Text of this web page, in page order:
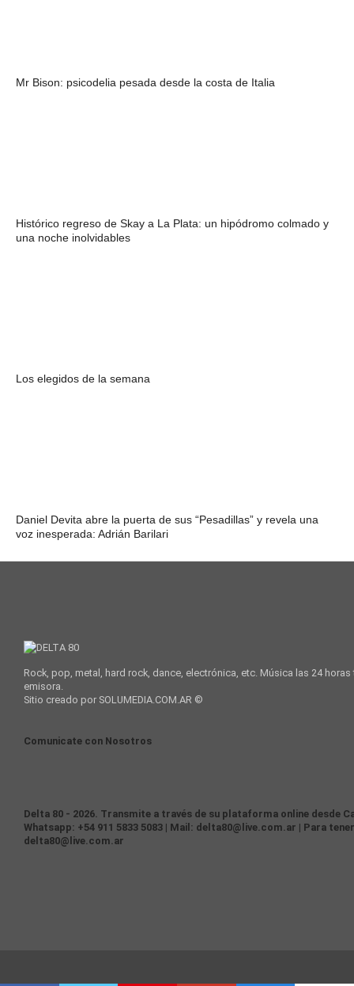
Mr Bison: psicodelia pesada desde la costa de Italia
Histórico regreso de Skay a La Plata: un hipódromo colmado y
una noche inolvidables
Los elegidos de la semana
Daniel Devita abre la puerta de sus “Pesadillas” y revela una
voz inesperada: Adrián Barilari
Rock, pop, metal, hard rock, dance, electrónica, etc. Música las 24
emisora.
Sitio creado por SOLUMEDIA.COM.AR ©
Comunicate con Nosotros
Delta 80 - 2026. Transmite a través de su plataforma online desde
Whatsapp: +54 911 5833 5083 | Mail: delta80@live.com.ar | Para
delta80@live.com.ar